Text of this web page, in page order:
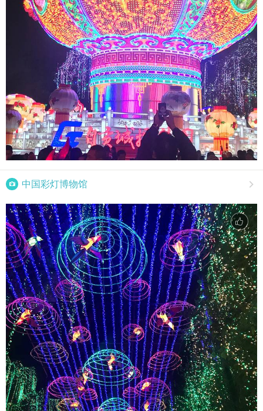
 中国彩灯博物馆 